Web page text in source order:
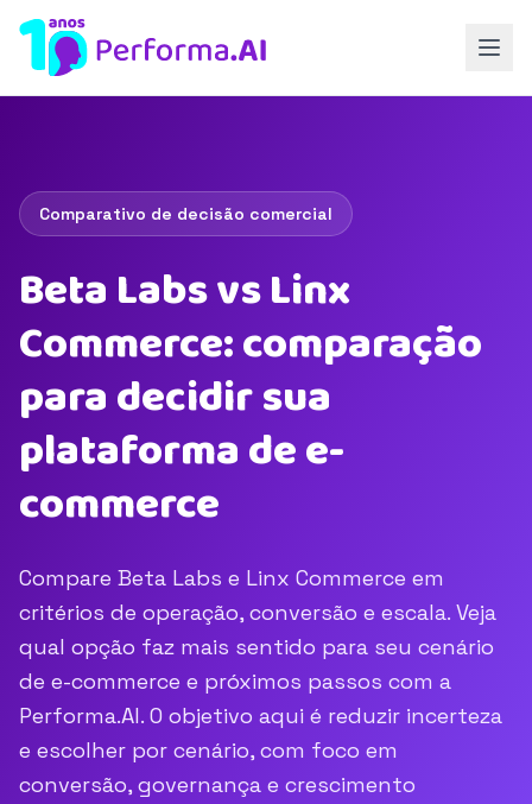
Comparativo de decisão comercial
Beta Labs vs Linx
Commerce: comparação
para decidir sua
plataforma de e-
commerce
Compare Beta Labs e Linx Commerce em
critérios de operação, conversão e escala. Veja
qual opção faz mais sentido para seu cenário
de e-commerce e próximos passos com a
Performa.AI. O objetivo aqui é reduzir incerteza
e escolher por cenário, com foco em
conversão, governança e crescimento